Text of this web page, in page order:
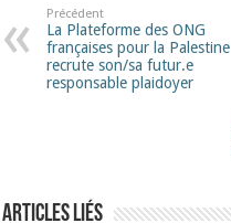
Précédent
La Plateforme des ONG
françaises pour la Palestine
recrute son/sa futur.e
responsable plaidoyer
Articles liés